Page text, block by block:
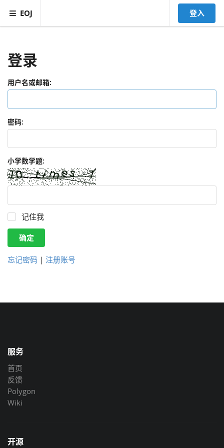
EOJ 登入
登录
用户名或邮箱:
密码:
小学数学题:
记住我
确定
忘记密码 | 注册账号
服务
首页
反馈
Polygon
Wiki
开源